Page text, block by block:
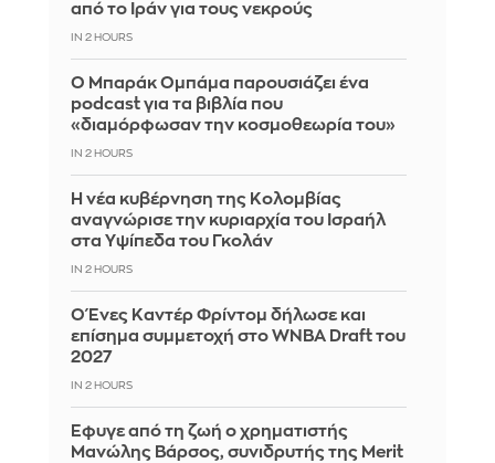
από το Ιράν για τους νεκρούς
IN 2 HOURS
Ο Μπαράκ Ομπάμα παρουσιάζει ένα
podcast για τα βιβλία που
«διαμόρφωσαν την κοσμοθεωρία του»
IN 2 HOURS
Η νέα κυβέρνηση της Κολομβίας
αναγνώρισε την κυριαρχία του Ισραήλ
στα Υψίπεδα του Γκολάν
IN 2 HOURS
Ο Ένες Καντέρ Φρίντομ δήλωσε και
επίσημα συμμετοχή στο WNBA Draft του
2027
IN 2 HOURS
Έφυγε από τη ζωή ο χρηματιστής
Μανώλης Βάρσος, συνιδρυτής της Merit